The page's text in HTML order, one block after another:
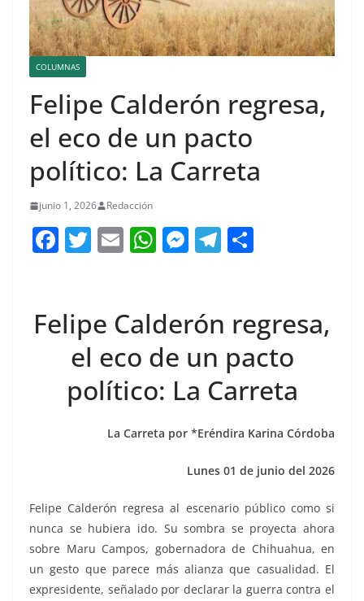
COLUMNAS
Felipe Calderón regresa,
el eco de un pacto
político: La Carreta
junio 1, 2026 Redacción
F
e
b
o
o
T
er
E
l
W
s
A
p
p
M
e
n
g
er
T
gr
a
m
p
ar
tir
Felipe Calderón regresa,
el eco de un pacto
político: La Carreta
La Carreta por *Eréndira Karina Córdoba
Lunes 01 de junio del 2026
Felipe Calderón regresa al escenario público como si
nunca se hubiera ido. Su sombra se proyecta ahora
sobre Maru Campos, gobernadora de Chihuahua, en
un gesto que parece más alianza que casualidad. El
expresidente, señalado por declarar la guerra contra el